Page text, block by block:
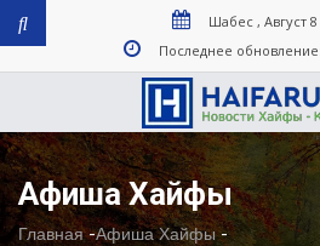
Шабес , Август 8
Последнее
Афиша Хайфы
Главная-Афиша Хайфы-